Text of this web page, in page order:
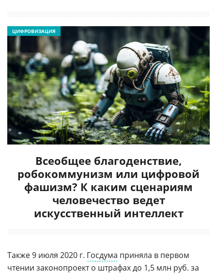
Всеобщее благоденствие,
робокоммунизм или цифровой
фашизм? К каким сценариям
человечество ведет
искусственный интеллект
ЦИФРОВИЗАЦИЯ
Также 9 июля 2020 г. Госдума приняла в первом
чтении законопроект о штрафах до 1,5 млн руб. за